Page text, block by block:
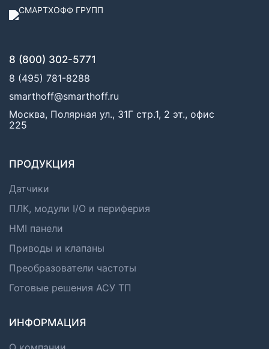
8 (800) 302-5771
8 (495) 781-8288
smarthoff@smarthoff.ru
Москва, Полярная ул., 31Г стр.1, 2 эт., офис
225
ПРОДУКЦИЯ
Датчики
ПЛК, модули I/O и периферия
HMI панели
Приводы и клапаны
Преобразователи частоты
Готовые решения АСУ ТП
ИНФОРМАЦИЯ